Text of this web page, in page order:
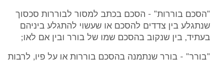
"הסכם בוררות" - הסכם בכתב למסור לבוררות סכסוך
שנתגלע בין צדדים להסכם או שעשוי להתגלע ביניהם
בעתיד, בין שנקוב בהסכם שמו של בורר ובין אם לאו;
"בורר" - בורר שנתמנה בהסכם בוררות או על פיו, לרבות